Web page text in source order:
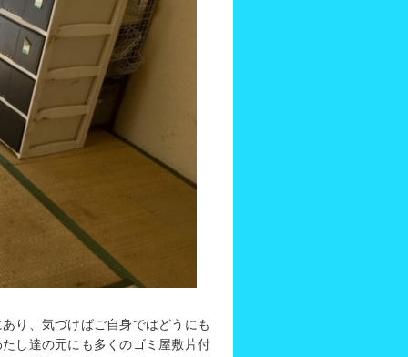
り、気づけばご自身ではどうにも
し達の元にも多くのゴミ屋敷片付